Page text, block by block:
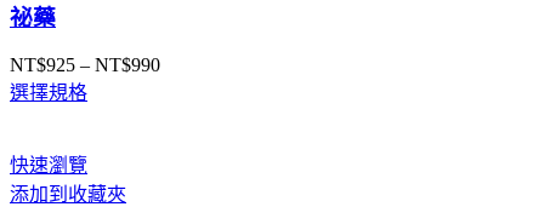
祕藥
NT$925 – NT$990價
選擇規格
快速瀏覽
添加到收藏夾